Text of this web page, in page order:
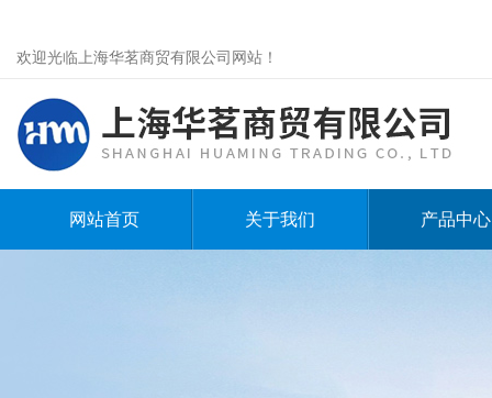
欢迎光临上海华茗商贸有限公司网站！
网站首页 关于我们 产品中心